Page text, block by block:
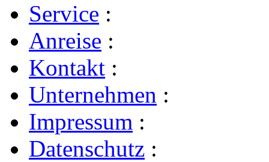
Service :
Anreise :
Kontakt :
Unternehmen :
Impressum :
Datenschutz :